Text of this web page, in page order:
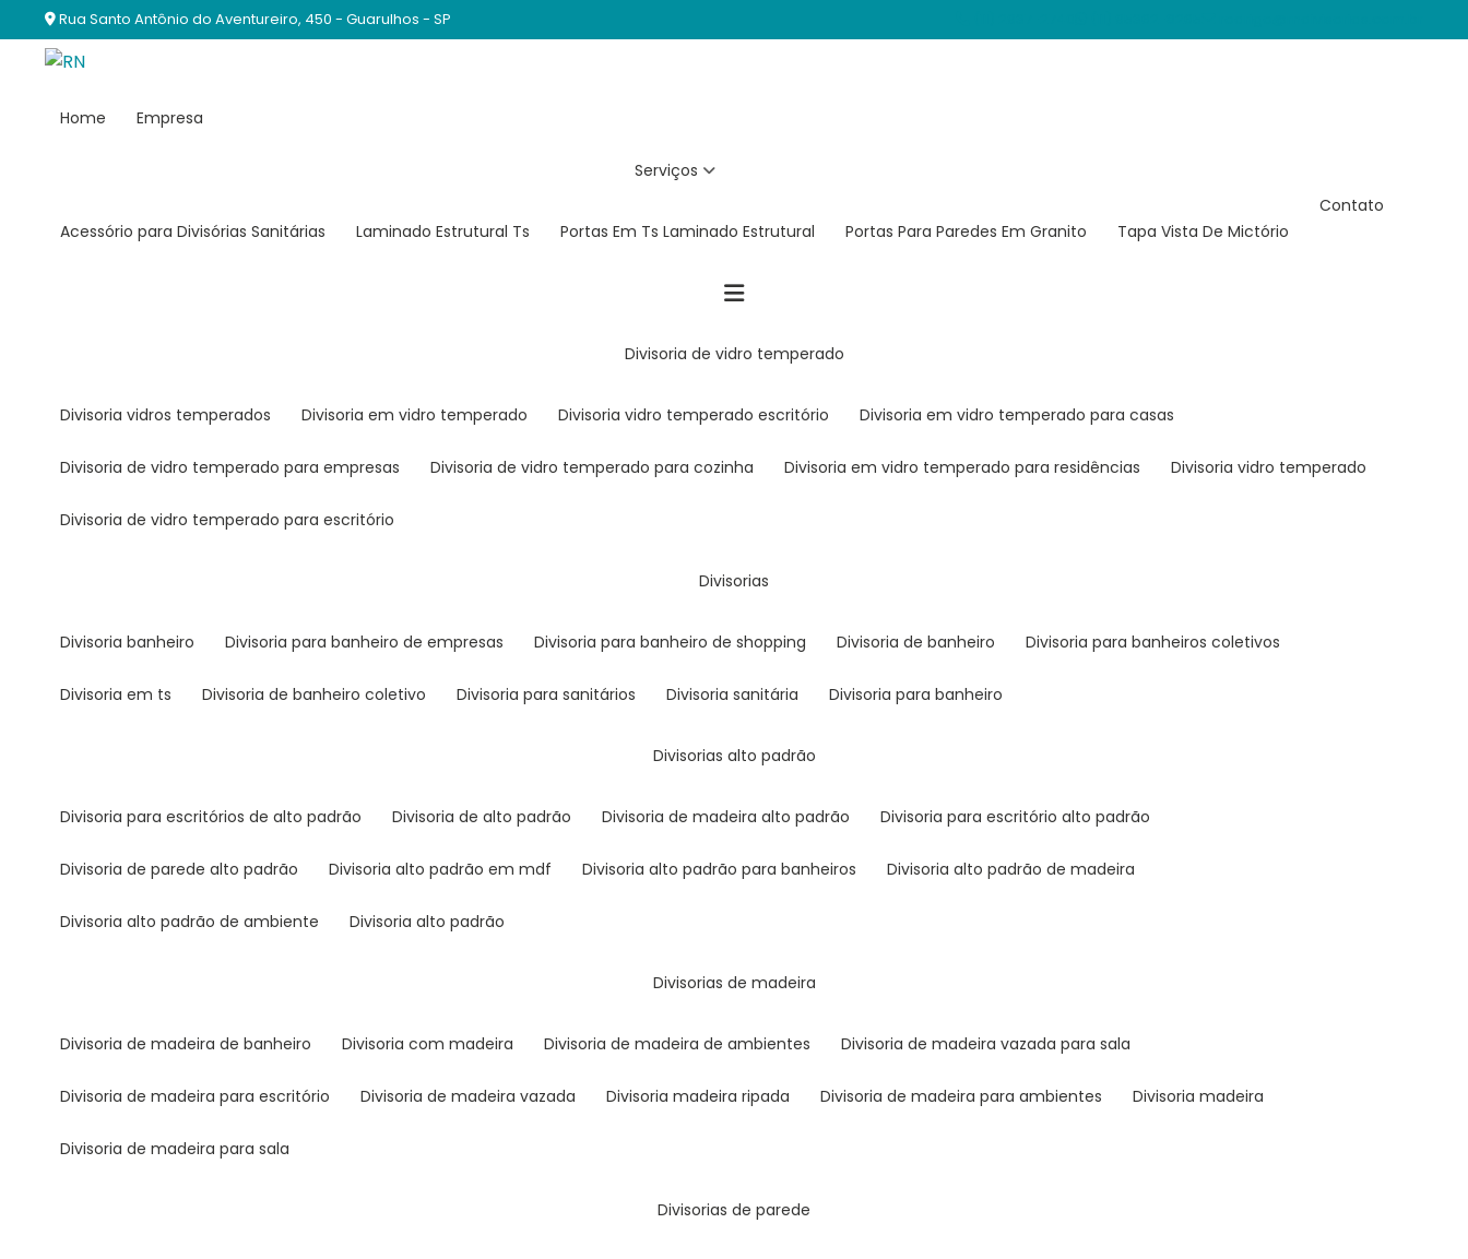
Rua Santo Antônio do Aventureiro, 450 - Guarulhos - SP
Home Empresa
Serviços
Acessório para Divisórias Sanitárias Laminado Estrutural Ts Portas Em Ts Laminado Estrutural Portas Para Paredes Em Granito Tapa Vista De Mictório
Contato
divisoria de vidro temperado
divisoria vidros temperados divisoria em vidro temperado divisoria vidro temperado escritório divisoria em vidro temperado para casas
divisoria de vidro temperado para empresas divisoria de vidro temperado para cozinha divisoria em vidro temperado para residências divisoria vidro temperado
divisoria de vidro temperado para escritório
divisorias
divisoria banheiro divisoria para banheiro de empresas divisoria para banheiro de shopping divisoria de banheiro divisoria para banheiros coletivos
divisoria em ts divisoria de banheiro coletivo divisoria para sanitários divisoria sanitária divisoria para banheiro
divisorias alto padrão
divisoria para escritórios de alto padrão divisoria de alto padrão divisoria de madeira alto padrão divisoria para escritório alto padrão
divisoria de parede alto padrão divisoria alto padrão em mdf divisoria alto padrão para banheiros divisoria alto padrão de madeira
divisoria alto padrão de ambiente divisoria alto padrão
divisorias de madeira
divisoria de madeira de banheiro divisoria com madeira divisoria de madeira de ambientes divisoria de madeira vazada para sala
divisoria de madeira para escritório divisoria de madeira vazada divisoria madeira ripada divisoria de madeira para ambientes divisoria madeira
divisoria de madeira para sala
divisorias de parede